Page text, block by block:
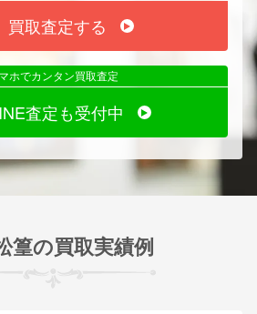
買取査定する
ホでカンタン買取査定
査定も受付中
篁の買取実績例